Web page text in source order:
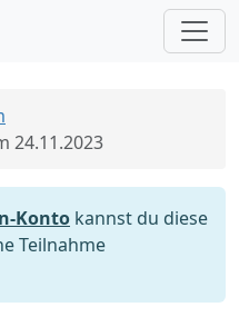
24.11.2023
Konto kannst du diese
Teilnahme